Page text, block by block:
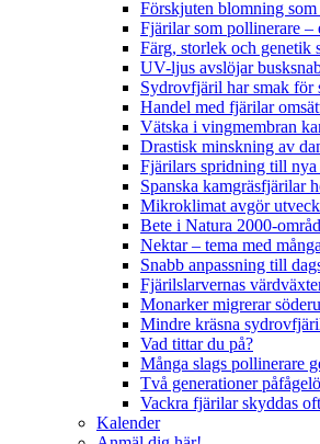
Förskjuten blomning
Fjärilar som pollinerare –
Färg, storlek och genetik
UV-ljus avslöjar
Sydrovfjäril har smak för
Handel med fjärilar
Vätska i vingmembran
Drastisk minskning av
Fjärilars spridning till
Spanska kamgräsfjärilar
Mikroklimat avgör
Bete i Natura 2000-
Nektar – tema med
Snabb anpassning till
Fjärilslarvernas
Monarker migrerar
Mindre kräsna
Vad tittar du på?
Många slags pollinerare
Två generationer
Vackra fjärilar skyddas
Kalender